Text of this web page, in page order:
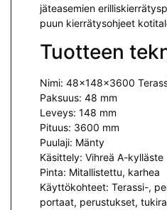
jäteasemien
puun kierrätysohjeet
Tuotteen
Nimi: 48x148x3600
Paksuus: 48 mm
Leveys: 148 mm
Pituus: 3600 mm
Puulaji: Mänty
Käsittely: Vihreä A-kylläste
Pinta: Mitallistettu, karhea
Käyttökohteet: Terassi-,
portaat, perustukset,